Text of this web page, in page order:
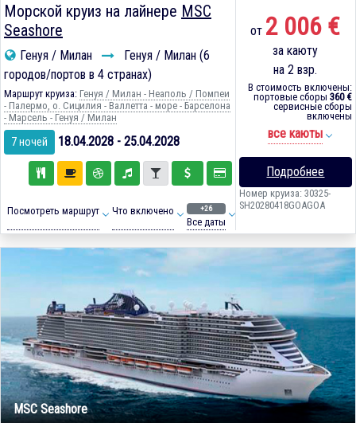
Морской круиз на лайнере MSC
Seashore
Генуя / Милан
Генуя / Милан (6
городов/портов в 4 странах)
Маршрут круиза: Генуя / Милан - Неаполь / Помпеи
- Палермо, о. Сицилия - Валлетта - море - Барселона
- Марсель - Генуя / Милан
7 ночей 18.04.2028 - 25.04.2028
Посмотреть маршрут Что включено +26
Все даты
от 2 006 €
за каюту
на 2 взр.
В стоимость включены:
портовые сборы 360 €
сервисные сборы
включены
все каюты
Подробнее
Номер круиза: 30325-
SH20280418GOAGOA
MSC Seashore